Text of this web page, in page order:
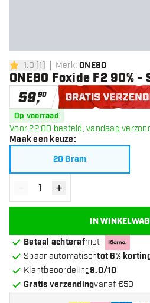
1 score sterren
1.0 [1] Merk: ONE80
ONE80 Foxide F2 90% -
59,90
Gratis verzending
Op voorraad
Voor 22:00 besteld, vandaag
Maak een keuze:
20 Gram
Verminder hoeveelheid
- Verhoog hoeveelheid
+
IN
Betaal achterafmet
Spaar automatischtot 6%
Klantbeoordeling9.0/10
Gratis verzendingvanaf €50